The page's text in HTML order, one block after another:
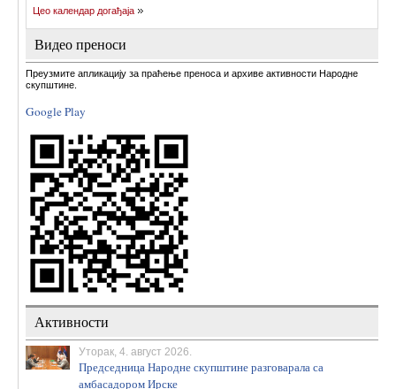
Цео календар догађаја
Видео преноси
Преузмите апликацију за праћење преноса и архиве активности Народне
скупштине.
Google Play
Активности
Уторак, 4. август 2026.
Председница Народне скупштине разговарала са
амбасадором Ирске